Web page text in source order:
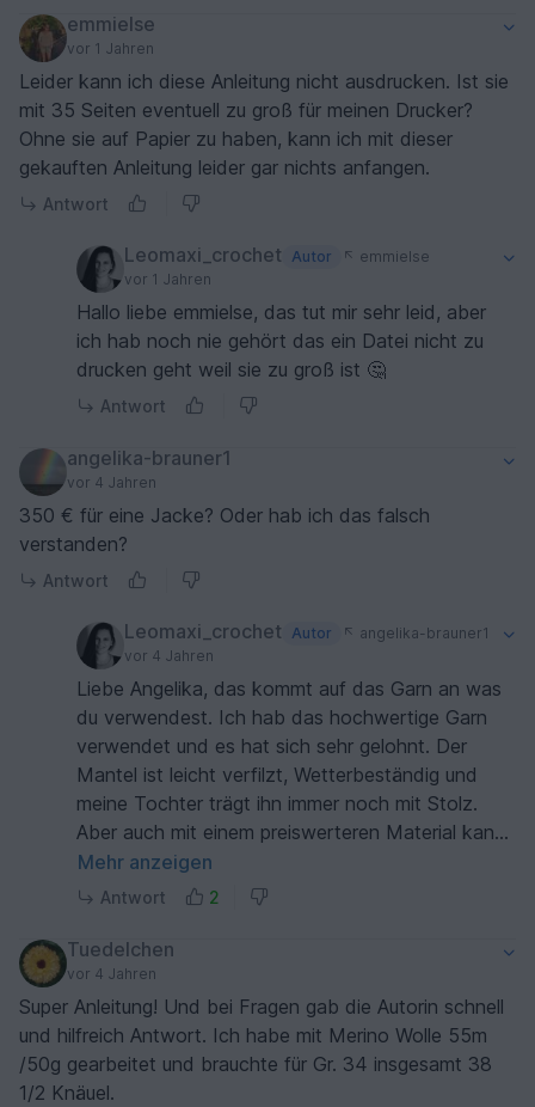
emmielse
vor 1 Jahren
Leider kann ich diese Anleitung nicht ausdrucken. Ist sie
mit 35 Seiten eventuell zu groß für meinen Drucker?
Ohne sie auf Papier zu haben, kann ich mit dieser
gekauften Anleitung leider gar nichts anfangen.
Antwort
Leomaxi_crochet Autor
emmielse
vor 1 Jahren
Hallo liebe emmielse, das tut mir sehr leid, aber
ich hab noch nie gehört das ein Datei nicht zu
drucken geht weil sie zu groß ist 🤔
Antwort
angelika-brauner1
vor 4 Jahren
350 € für eine Jacke? Oder hab ich das falsch
verstanden?
Antwort
Leomaxi_crochet Autor
angelika-brauner1
vor 4 Jahren
Liebe Angelika, das kommt auf das Garn an was
du verwendest. Ich hab das hochwertige Garn
verwendet und es hat sich sehr gelohnt. Der
Mantel ist leicht verfilzt, Wetterbeständig und
meine Tochter trägt ihn immer noch mit Stolz.
Aber auch mit einem preiswerteren Material kann
man einen genau so tollen Mantel arbeiten. Ich
habe schon sehr viele tolle Bilder bekommen und
Der Mantel kann an jedes Material problemlos
angepasst werden 😉
Alles Liebe von Katja 💞
Mehr anzeigen
Antwort 2
Tuedelchen
vor 4 Jahren
Super Anleitung! Und bei Fragen gab die Autorin schnell
und hilfreich Antwort. Ich habe mit Merino Wolle 55m
/50g gearbeitet und brauchte für Gr. 34 insgesamt 38
1/2 Knäuel.